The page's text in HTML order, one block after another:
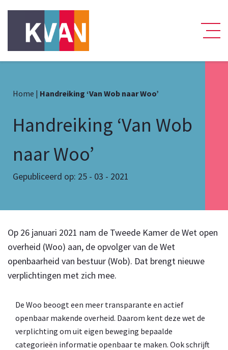
Home | Handreiking ‘Van Wob naar Woo’
Handreiking ‘Van Wob
naar Woo’
Gepubliceerd op: 25 - 03 - 2021
Op 26 januari 2021 nam de Tweede Kamer de Wet open
overheid (Woo) aan, de opvolger van de Wet
openbaarheid van bestuur (Wob). Dat brengt nieuwe
verplichtingen met zich mee.
De Woo beoogt een meer transparante en actief
openbaar makende overheid. Daarom kent deze wet de
verplichting om uit eigen beweging bepaalde
categorieën informatie openbaar te maken. Ook schrijft